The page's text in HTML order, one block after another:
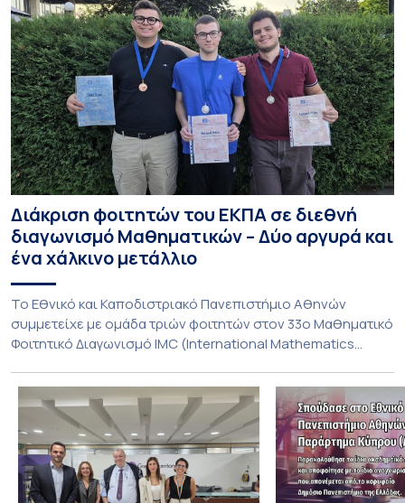
Διάκριση φοιτητών του ΕΚΠΑ σε διεθνή
διαγωνισμό Μαθηματικών – Δύο αργυρά και
ένα χάλκινο μετάλλιο
To Εθνικό και Καποδιστριακό Πανεπιστήμιο Αθηνών
συμμετείχε με ομάδα τριών φοιτητών στον 33ο Μαθηματικό
Φοιτητικό Διαγωνισμό IMC (International Mathematics
Ιουλίου στο Blagoevgrad της Βουλγαρίας. Σε αυτόν
συμμετείχαν 447 φοιτητές εκπροσωπώντας 135
πανεπιστήμια από 46 χώρες. Από την Ελλάδα, συμμετείχαν
επίσης το Εθνικό Μετσόβιο Πολυτεχνείο, το Αριστοτέλειο
Πανεπιστήμιο […]